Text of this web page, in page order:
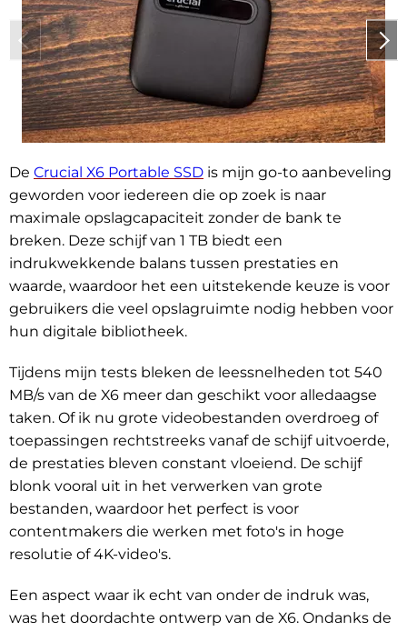
De Crucial X6 Portable SSD is mijn go-to aanbeveling
geworden voor iedereen die op zoek is naar
maximale opslagcapaciteit zonder de bank te
breken. Deze schijf van 1 TB biedt een
indrukwekkende balans tussen prestaties en
waarde, waardoor het een uitstekende keuze is voor
gebruikers die veel opslagruimte nodig hebben voor
hun digitale bibliotheek.
Tijdens mijn tests bleken de leessnelheden tot 540
MB/s van de X6 meer dan geschikt voor alledaagse
taken. Of ik nu grote videobestanden overdroeg of
toepassingen rechtstreeks vanaf de schijf uitvoerde,
de prestaties bleven constant vloeiend. De schijf
blonk vooral uit in het verwerken van grote
bestanden, waardoor het perfect is voor
contentmakers die werken met foto's in hoge
resolutie of 4K-video's.
Een aspect waar ik echt van onder de indruk was,
was het doordachte ontwerp van de X6. Ondanks de